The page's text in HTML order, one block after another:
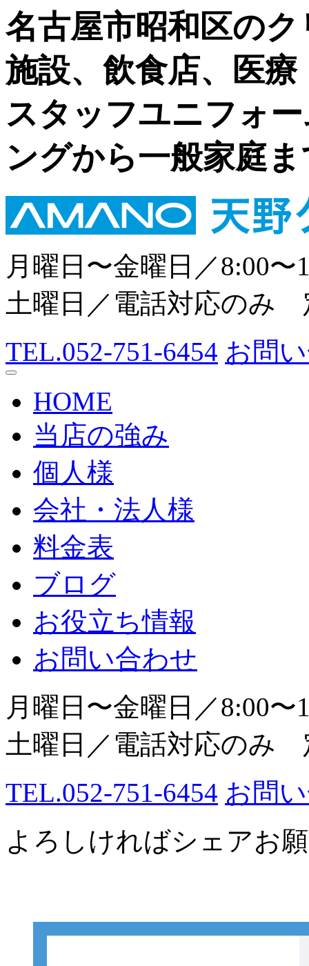
名古屋市昭和区の
施設、飲食店、医
スタッフユニフォ
ングから一般家庭ま
月曜日〜金曜日／8:00〜
土曜日／電話対応のみ
TEL.052-751-6454 お問
HOME
当店の強み
個人様
会社・法人様
料金表
ブログ
お役立ち情報
お問い合わせ
月曜日〜金曜日／8:00〜
土曜日／電話対応のみ
TEL.052-751-6454 お問
よろしければシェアお